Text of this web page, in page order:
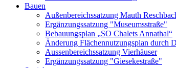
Bauen
Außenbereichssatzung Mauth
Ergänzungssatzung "Museumsstraße"
Bebauungsplan „SO Chalets Annathal“
Änderung Flächennutzungsplan durch
Aussenbereichssatzung Vierhäuser
Ergänzungssatzung "Giesekestraße"